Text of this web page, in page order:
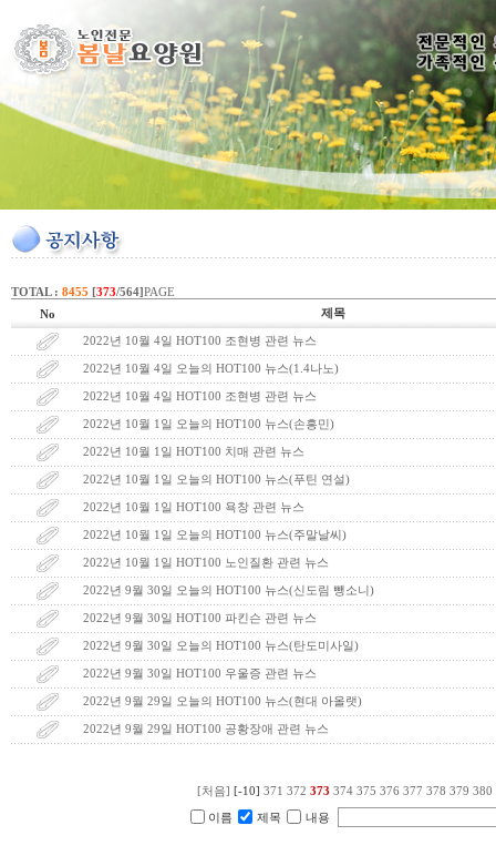
TOTAL : 8455 [373/564]PAGE
No
제목
2022년 10월 4일 HOT100 조현병 관련 뉴스
2022년 10월 4일 오늘의 HOT100 뉴스(1.4나노)
2022년 10월 4일 HOT100 조현병 관련 뉴스
2022년 10월 1일 오늘의 HOT100 뉴스(손흥민)
2022년 10월 1일 HOT100 치매 관련 뉴스
2022년 10월 1일 오늘의 HOT100 뉴스(푸틴 연설)
2022년 10월 1일 HOT100 욕창 관련 뉴스
2022년 10월 1일 오늘의 HOT100 뉴스(주말날씨)
2022년 10월 1일 HOT100 노인질환 관련 뉴스
2022년 9월 30일 오늘의 HOT100 뉴스(신도림 뺑소니)
2022년 9월 30일 HOT100 파킨슨 관련 뉴스
2022년 9월 30일 오늘의 HOT100 뉴스(탄도미사일)
2022년 9월 30일 HOT100 우울증 관련 뉴스
2022년 9월 29일 오늘의 HOT100 뉴스(현대 아올랫)
2022년 9월 29일 HOT100 공황장애 관련 뉴스
[처음] [-10] 371 372 373 374 375 376 377 378 379 380
이름
제목 내용